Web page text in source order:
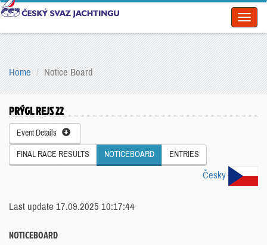
Home Notice Board
PRÝGL REJS 22
Event Details
FINAL RACE RESULTS NOTICEBOARD ENTRIES
Česky
Last update 17.09.2025 10:17:44
NOTICEBOARD